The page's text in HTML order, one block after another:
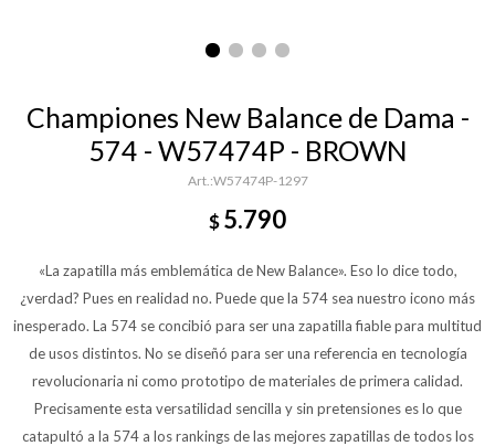
Championes New Balance de Dama -
574 - W57474P - BROWN
W57474P-1297
$5.790
«La zapatilla más emblemática de New Balance». Eso lo dice todo,
¿verdad? Pues en realidad no. Puede que la 574 sea nuestro icono más
inesperado. La 574 se concibió para ser una zapatilla fiable para multitud
de usos distintos. No se diseñó para ser una referencia en tecnología
revolucionaria ni como prototipo de materiales de primera calidad.
Precisamente esta versatilidad sencilla y sin pretensiones es lo que
catapultó a la 574 a los rankings de las mejores zapatillas de todos los